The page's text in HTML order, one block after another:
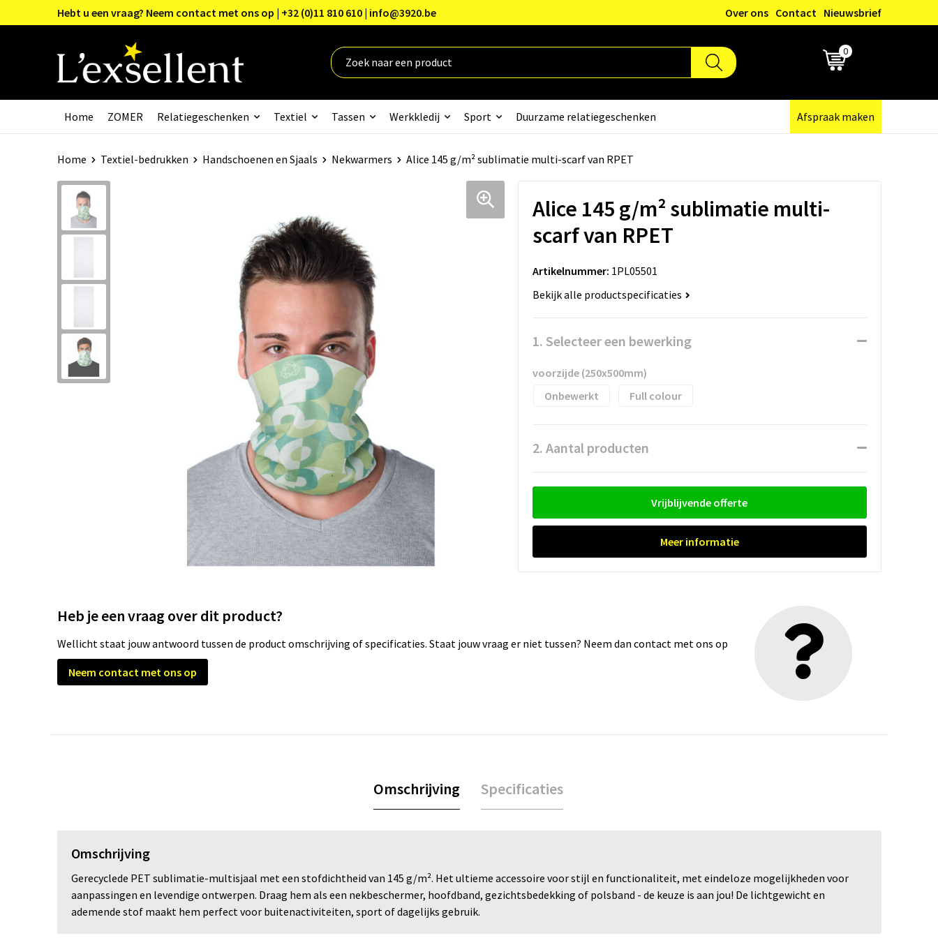
Hebt u een vraag? Neem contact met ons op | +32 (0)11 810 610 | info@3920.be Over ons Contact Nieuwsbrief
0
Home ZOMER Relatiegeschenken Textiel Tassen Werkkledij Sport Duurzame relatiegeschenken Afspraak maken
Home Textiel-bedrukken Handschoenen en Sjaals Nekwarmers Alice 145 g/m² sublimatie multi-scarf van RPET
Alice 145 g/m² sublimatie multi-
scarf van RPET
Artikelnummer: 1PL05501
Bekijk alle productspecificaties
1. Selecteer een bewerking
voorzijde (250x500mm)
Onbewerkt
Full colour
2. Aantal producten
Vrijblijvende offerte
Meer informatie
Heb je een vraag over dit product?
Wellicht staat jouw antwoord tussen de product omschrijving of specificaties. Staat jouw vraag er niet tussen? Neem dan contact met ons op
Neem contact met ons op
Omschrijving Specificaties
Omschrijving
Gerecyclede PET sublimatie-multisjaal met een stofdichtheid van 145 g/m². Het ultieme accessoire voor stijl en functionaliteit, met eindeloze mogelijkheden voor
aanpassingen en levendige ontwerpen. Draag hem als een nekbeschermer, hoofdband, gezichtsbedekking of polsband - de keuze is aan jou! De lichtgewicht en
ademende stof maakt hem perfect voor buitenactiviteiten, sport of dagelijks gebruik.